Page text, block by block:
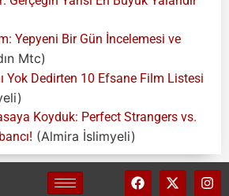
Yepyeni Bir Gün İncelemesi ve
Mtc)
Yok Dedirten 10 Efsane Film Listesi
Koyduk: Perfect Strangers vs.
(Almira İslimyeli)